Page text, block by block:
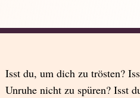
Isst du, um dich zu trösten?
Unruhe nicht zu spüren? Isst